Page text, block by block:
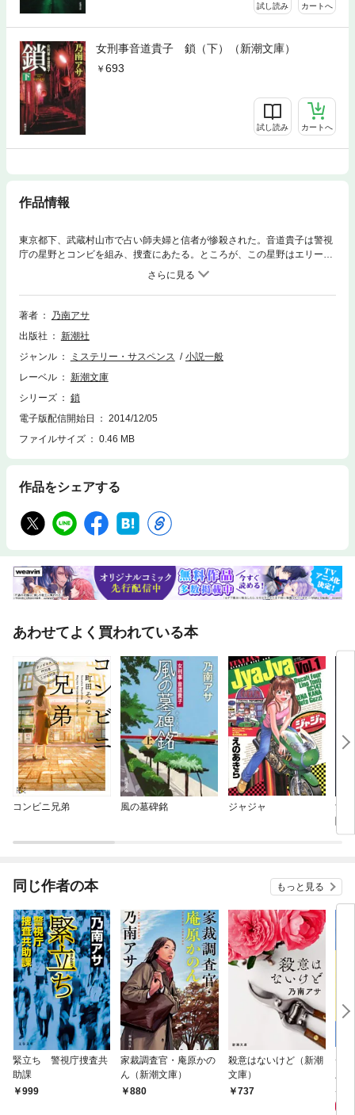
試し読み カートへ
女刑事音道貴子 鎖（下）（新潮文庫）
693
試し読み カートへ
作品情報
東京都下、武蔵村山市で占い師夫婦と信者が惨殺された。音道貴子は警視
庁の星野とコンビを組み、捜査にあたる。ところが、この星野はエリート
意識の強い、鼻持ちならぬ刑事で、貴子と常に衝突。とうとう二人は別々
で捜査する険悪な事態に。占い師には架空名義で多額の預金をしていた疑
いが浮上、貴子は銀行関係者を調べ始めた。が、ある退職者の家で意識を
失い、何者かに連れ去られる！
著者
乃南アサ
出版社
新潮社
ジャンル
ミステリー・サスペンス
小説一般
レーベル
新潮文庫
シリーズ
鎖
電子版配信開始日
2014/12/05
ファイルサイズ
0.46 MB
作品をシェアする
あわせてよく買われている本
コンビニ兄弟 風の墓碑銘 ジャジャ
女
同じ作者の本 もっと見る
緊立ち 警視庁捜査共
助課
999
家裁調査官・庵原かの
ん（新潮文庫）
880
殺意はないけど（新潮
文庫）
737
チ
上